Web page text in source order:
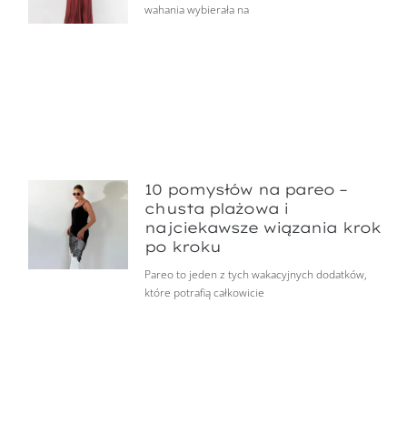
wahania wybierała na
10 pomysłów na pareo –
chusta plażowa i
najciekawsze wiązania krok
po kroku
Pareo to jeden z tych wakacyjnych dodatków,
które potrafią całkowicie